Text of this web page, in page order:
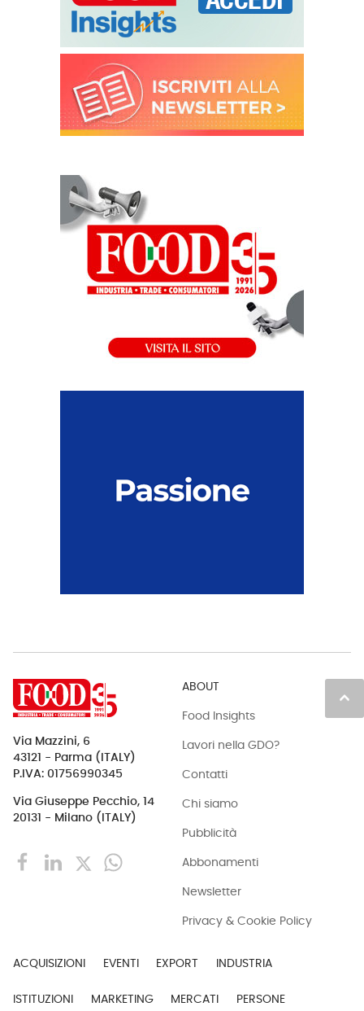
keyboard_arrow_up
Via Mazzini, 6
43121 - Parma (ITALY)
P.IVA: 01756990345
Via Giuseppe Pecchio, 14
20131 - Milano (ITALY)
ABOUT
Food Insights
Lavori nella GDO?
Contatti
Chi siamo
Pubblicità
Abbonamenti
Newsletter
Privacy & Cookie Policy
ACQUISIZIONI EVENTI EXPORT INDUSTRIA
ISTITUZIONI MARKETING MERCATI PERSONE